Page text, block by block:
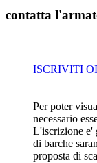
contatta
ISCRIVITI
Per poter
necessario
L'iscrizione e'
di barche
proposta di